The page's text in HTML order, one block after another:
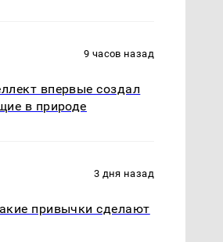
9 часов назад
впервые создал
в природе
3 дня назад
привычки сделают